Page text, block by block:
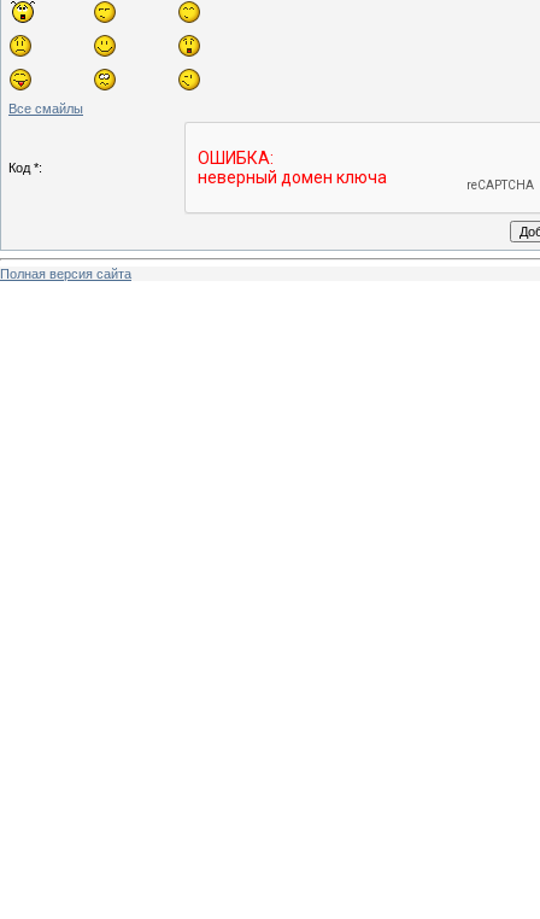
Все смайлы
Код *:
Полная версия сайта